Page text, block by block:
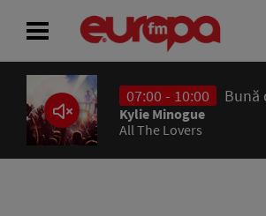
07:00 - 10:00 Bună
Kylie Minogue
All The Lovers
ACASĂ
ȘTIRI